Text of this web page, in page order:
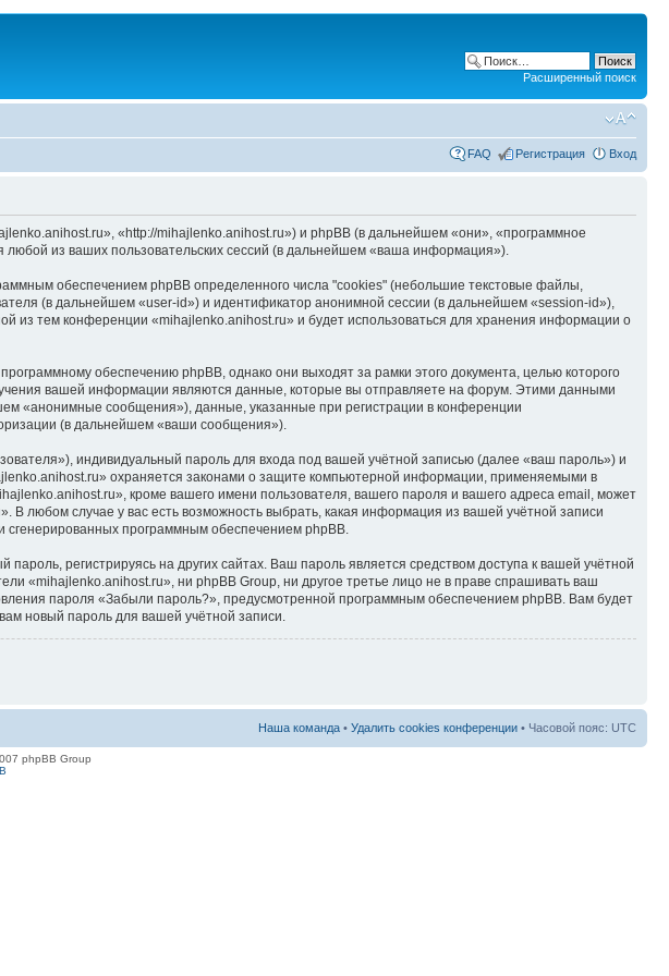
Расширенный поиск
FAQ Регистрация Вход
«http://mihajlenko.anihost.ru») и phpBB (в дальнейшем «они», «программное
из ваших пользовательских сессий (в дальнейшем «ваша информация»).
обеспечением phpBB определенного числа "cookies" (небольшие текстовые файлы,
(в дальнейшем «user-id») и идентификатор анонимной сессии (в дальнейшем «session-id»),
из тем конференции «mihajlenko.anihost.ru» и будет использоваться для хранения информации о
обеспечению phpBB, однако они выходят за рамки этого документа, целью которого
вашей информации являются данные, которые вы отправляете на форум. Этими данными
«анонимные сообщения»), данные, указанные при регистрации в конференции
(в дальнейшем «ваши сообщения»).
индивидуальный пароль для входа под вашей учётной записью (далее «ваш пароль») и
охраняется законами о защите компьютерной информации, применяемыми в
кроме вашего имени пользователя, вашего пароля и вашего адреса email, может
любом случае у вас есть возможность выбрать, какая информация из вашей учётной записи
сгенерированных программным обеспечением phpBB.
регистрируясь на других сайтах. Ваш пароль является средством доступа к вашей учётной
«mihajlenko.anihost.ru», ни phpBB Group, ни другое третье лицо не в праве спрашивать ваш
пароля «Забыли пароль?», предусмотренной программным обеспечением phpBB. Вам будет
новый пароль для вашей учётной записи.
Наша команда • Удалить cookies конференции • Часовой пояс: UTC
phpBB Group